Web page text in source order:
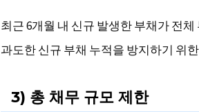
최근 6개월 내 신규 발생한 부채가 전
과도한 신규 부채 누적을 방지하기 위
3) 총 채무 규모 제한